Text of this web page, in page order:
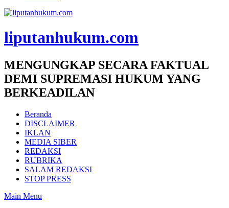
liputanhukum.com
MENGUNGKAP SECARA FAKTUAL
DEMI SUPREMASI HUKUM YANG
BERKEADILAN
Beranda
DISCLAIMER
IKLAN
MEDIA SIBER
REDAKSI
RUBRIKA
SALAM REDAKSI
STOP PRESS
Main Menu